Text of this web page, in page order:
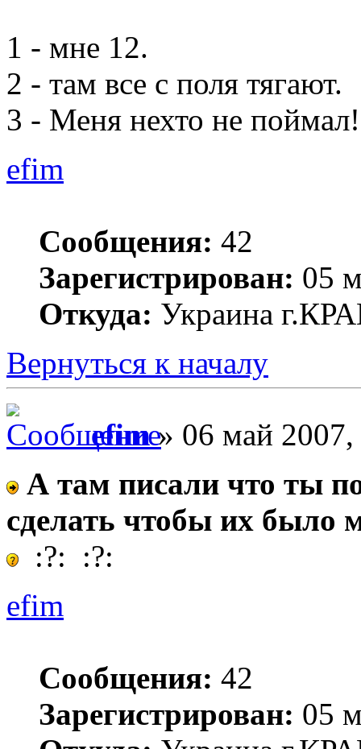
1 - мне 12.
2 - там все с поля тягают.
3 - Меня нехто не
efim
Сообщения: 42
Зарегистрирован: 05
Откуда: Украина
Вернуться к началу
efim» 06 май 2007,
А там писали что ты
сделать чтобы их
:?: :?:
efim
Сообщения: 42
Зарегистрирован: 05